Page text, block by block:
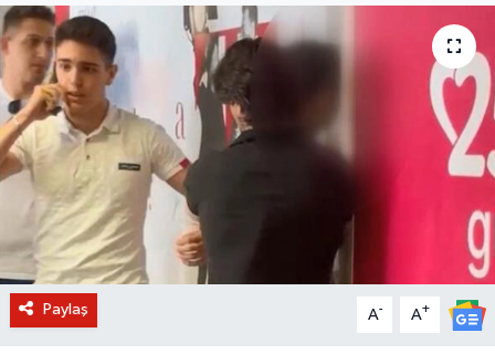
Paylaş A- A+
SAĞLIK
BİLİM VE TEKNOLOJİ
OTOMOBİL
KURUMSAL